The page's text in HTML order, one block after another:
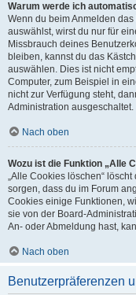
Warum werde ich
Wenn du beim Anmelden
auswählst, wirst du nur für
Missbrauch deines
bleiben, kannst du das
auswählen. Dies ist nicht
Computer, zum Beispiel in
nicht zur Verfügung steht,
Administration ausgeschaltet.
Nach oben
Wozu ist die Funktion „Alle
„Alle Cookies löschen“
sorgen, dass du im Forum
Cookies einige Funktionen,
sie von der Board-
An- oder Abmeldung hast,
Nach oben
Benutzerpräferenzen